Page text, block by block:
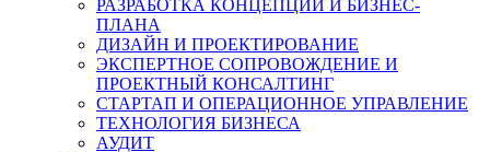
РАЗРАБОТКА КОНЦЕПЦИИ И БИЗНЕС-
ПЛАНА
ДИЗАЙН И ПРОЕКТИРОВАНИЕ
ЭКСПЕРТНОЕ СОПРОВОЖДЕНИЕ И
ПРОЕКТНЫЙ КОНСАЛТИНГ
СТАРТАП И ОПЕРАЦИОННОЕ УПРАВЛЕНИЕ
ТЕХНОЛОГИЯ БИЗНЕСА
АУДИТ